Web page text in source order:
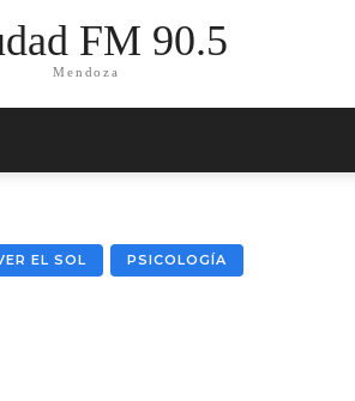
FM 90.5
Mendoza
EL SOL PSICOLOGÍA